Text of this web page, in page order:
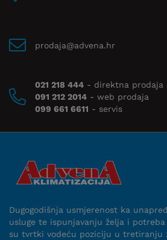
prodaja@advena.hr
021 218 444 - direktna prodaja
091 212 2014 - web prodaja
099 661 6611 - servis
Dugogodišnja usmjerenost ka
usluge te ispunjavanju želja i
su tvrtki vodeću poziciju u tretiranju